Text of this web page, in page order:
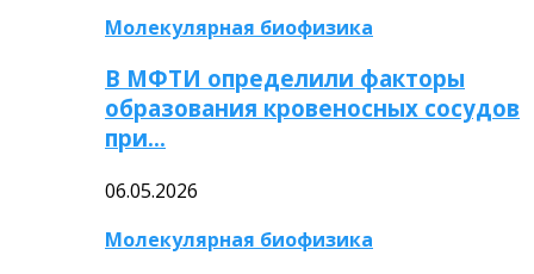
Молекулярная биофизика
В МФТИ определили факторы
образования кровеносных сосудов
при…
06.05.2026
Молекулярная биофизика